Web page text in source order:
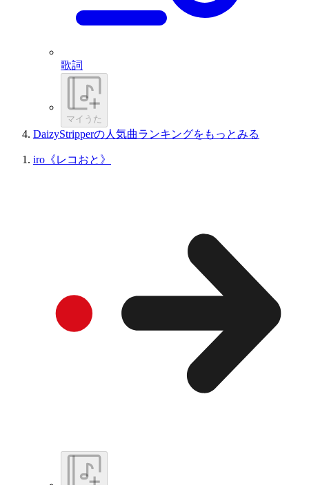
歌詞
マイうた
DaizyStripperの人気曲ランキングをもっとみる
iro《レコおと》